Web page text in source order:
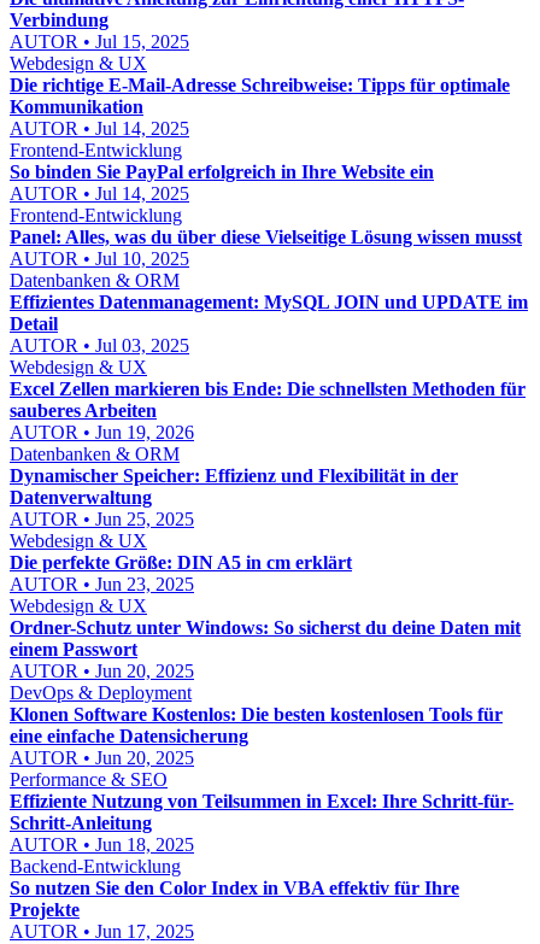
Verbindung
AUTOR • Jul 15, 2025
Webdesign & UX
Die richtige E-Mail-Adresse Schreibweise: Tipps für optimale
Kommunikation
AUTOR • Jul 14, 2025
Frontend-Entwicklung
So binden Sie PayPal erfolgreich in Ihre Website ein
AUTOR • Jul 14, 2025
Frontend-Entwicklung
Panel: Alles, was du über diese Vielseitige Lösung wissen musst
AUTOR • Jul 10, 2025
Datenbanken & ORM
Effizientes Datenmanagement: MySQL JOIN und UPDATE im
Detail
AUTOR • Jul 03, 2025
Webdesign & UX
Excel Zellen markieren bis Ende: Die schnellsten Methoden für
sauberes Arbeiten
AUTOR • Jun 19, 2026
Datenbanken & ORM
Dynamischer Speicher: Effizienz und Flexibilität in der
Datenverwaltung
AUTOR • Jun 25, 2025
Webdesign & UX
Die perfekte Größe: DIN A5 in cm erklärt
AUTOR • Jun 23, 2025
Webdesign & UX
Ordner-Schutz unter Windows: So sicherst du deine Daten mit
einem Passwort
AUTOR • Jun 20, 2025
DevOps & Deployment
Klonen Software Kostenlos: Die besten kostenlosen Tools für
eine einfache Datensicherung
AUTOR • Jun 20, 2025
Performance & SEO
Effiziente Nutzung von Teilsummen in Excel: Ihre Schritt-für-
Schritt-Anleitung
AUTOR • Jun 18, 2025
Backend-Entwicklung
So nutzen Sie den Color Index in VBA effektiv für Ihre
Projekte
AUTOR • Jun 17, 2025